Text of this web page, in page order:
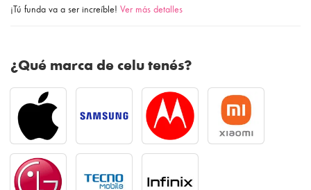
¡Tú funda va a ser increíble! Ver más detalles
¿Qué marca de celu tenés?